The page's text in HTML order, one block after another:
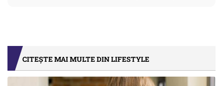
CITEȘTE MAI MULTE DIN LIFESTYLE